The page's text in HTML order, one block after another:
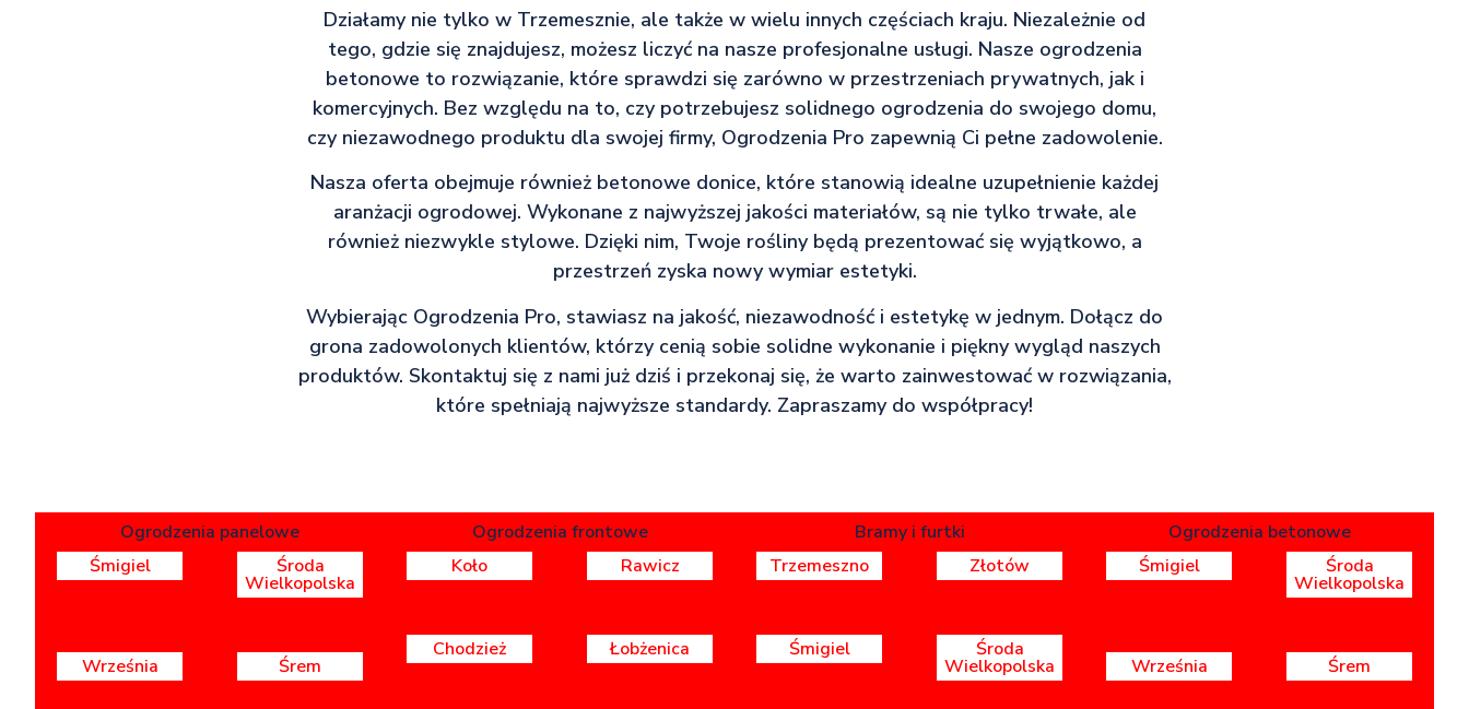
Działamy nie tylko w Trzemesznie, ale także w wielu innych częściach kraju. Niezależnie od
tego, gdzie się znajdujesz, możesz liczyć na nasze profesjonalne usługi. Nasze ogrodzenia
betonowe to rozwiązanie, które sprawdzi się zarówno w przestrzeniach prywatnych, jak i
komercyjnych. Bez względu na to, czy potrzebujesz solidnego ogrodzenia do swojego domu,
czy niezawodnego produktu dla swojej firmy, Ogrodzenia Pro zapewnią Ci pełne zadowolenie.
Nasza oferta obejmuje również betonowe donice, które stanowią idealne uzupełnienie każdej
aranżacji ogrodowej. Wykonane z najwyższej jakości materiałów, są nie tylko trwałe, ale
również niezwykle stylowe. Dzięki nim, Twoje rośliny będą prezentować się wyjątkowo, a
przestrzeń zyska nowy wymiar estetyki.
Wybierając Ogrodzenia Pro, stawiasz na jakość, niezawodność i estetykę w jednym. Dołącz do
grona zadowolonych klientów, którzy cenią sobie solidne wykonanie i piękny wygląd naszych
produktów. Skontaktuj się z nami już dziś i przekonaj się, że warto zainwestować w rozwiązania,
które spełniają najwyższe standardy. Zapraszamy do współpracy!
Ogrodzenia panelowe
Śmigiel
Środa
Wielkopolska
Września Śrem
Ogrodzenia frontowe
Koło
Rawicz
Chodzież Łobżenica
Bramy i furtki
Trzemeszno
Złotów
Śmigiel Środa
Wielkopolska
Ogrodzenia betonowe
Śmigiel
Środa
Wielkopolska
Września Śrem